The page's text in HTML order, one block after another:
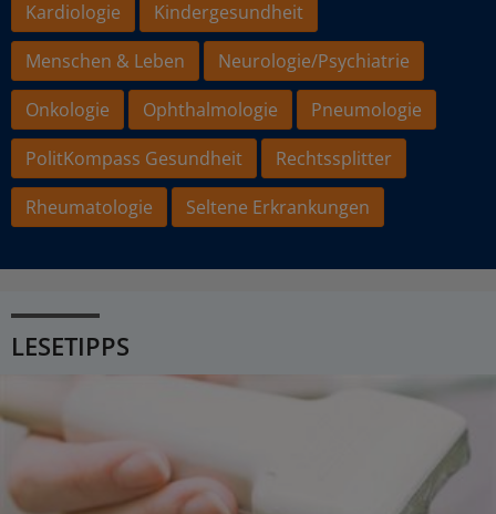
Kardiologie
Kindergesundheit
Menschen & Leben
Neurologie/Psychiatrie
Onkologie
Ophthalmologie
Pneumologie
PolitKompass Gesundheit
Rechtssplitter
Rheumatologie
Seltene Erkrankungen
LESETIPPS